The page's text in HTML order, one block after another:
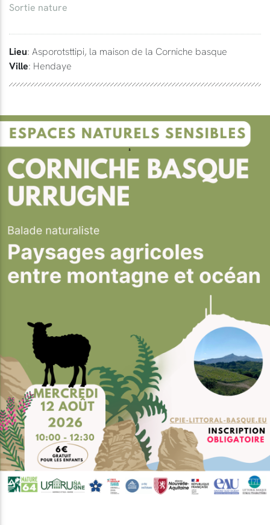
Sortie nature
Lieu: Asporotsttipi, la maison de la Corniche basque
Ville: Hendaye